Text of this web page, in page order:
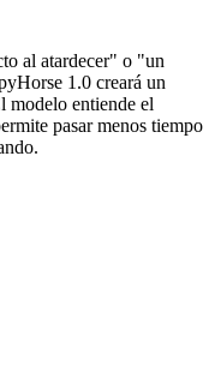
al atardecer" o "un
1.0 creará un
modelo entiende el
pasar menos tiempo